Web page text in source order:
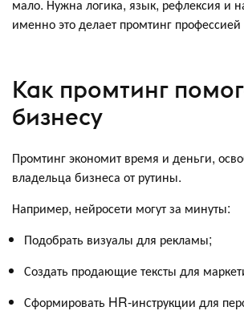
мало. Нужна логика, язык, рефлексия и
именно это делает промтинг
Как промтинг
бизнесу
Промтинг экономит время и деньги,
владельца бизнеса от рутины.
Например, нейросети могут за минуты:
Подобрать визуалы для рекламы;
Создать продающие тексты для
Сформировать HR-инструкции для